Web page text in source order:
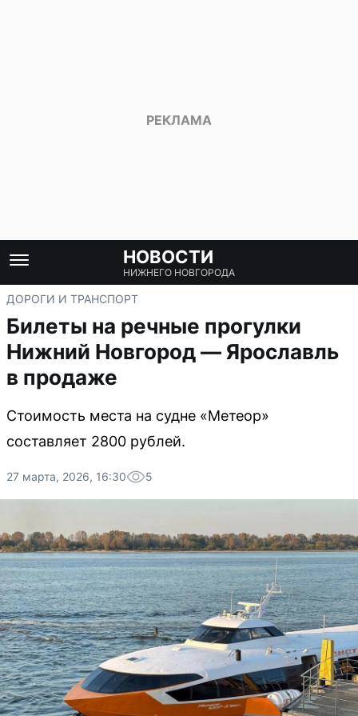
НОВОСТИ
НИЖНЕГО НОВГОРОДА
ДОРОГИ И ТРАНСПОРТ
Билеты на речные прогулки
Нижний Новгород — Ярославль
в продаже
Стоимость места на судне «Метеор»
составляет 2800 рублей.
27 марта, 2026, 16:30 5